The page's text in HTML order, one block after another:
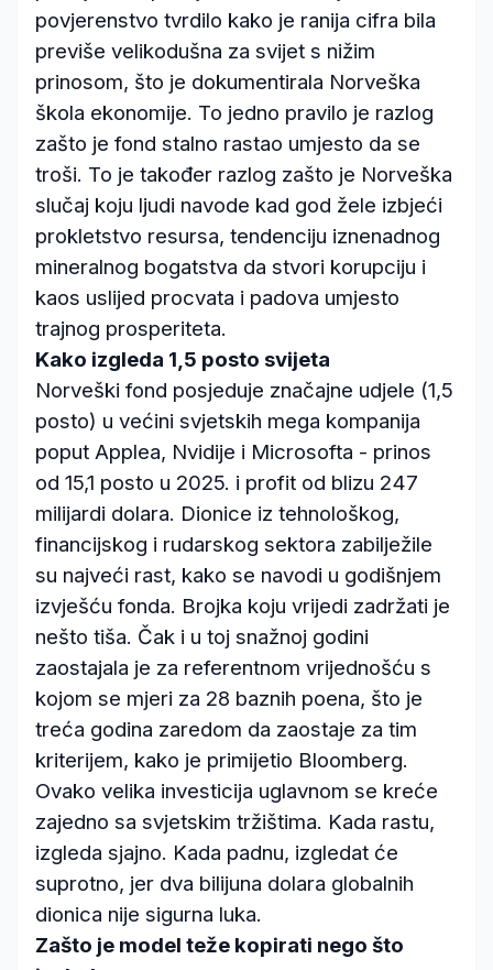
povjerenstvo tvrdilo kako je ranija cifra bila
previše velikodušna za svijet s nižim
prinosom, što je dokumentirala Norveška
škola ekonomije. To jedno pravilo je razlog
zašto je fond stalno rastao umjesto da se
troši. To je također razlog zašto je Norveška
slučaj koju ljudi navode kad god žele izbjeći
prokletstvo resursa, tendenciju iznenadnog
mineralnog bogatstva da stvori korupciju i
kaos uslijed procvata i padova umjesto
trajnog prosperiteta.
Kako izgleda 1,5 posto svijeta
Norveški fond posjeduje značajne udjele (1,5
posto) u većini svjetskih mega kompanija
poput Applea, Nvidije i Microsofta - prinos
od 15,1 posto u 2025. i profit od blizu 247
milijardi dolara. Dionice iz tehnološkog,
financijskog i rudarskog sektora zabilježile
su najveći rast, kako se navodi u godišnjem
izvješću fonda. Brojka koju vrijedi zadržati je
nešto tiša. Čak i u toj snažnoj godini
zaostajala je za referentnom vrijednošću s
kojom se mjeri za 28 baznih poena, što je
treća godina zaredom da zaostaje za tim
kriterijem, kako je primijetio Bloomberg.
Ovako velika investicija uglavnom se kreće
zajedno sa svjetskim tržištima. Kada rastu,
izgleda sjajno. Kada padnu, izgledat će
suprotno, jer dva bilijuna dolara globalnih
dionica nije sigurna luka.
Zašto je model teže kopirati nego što